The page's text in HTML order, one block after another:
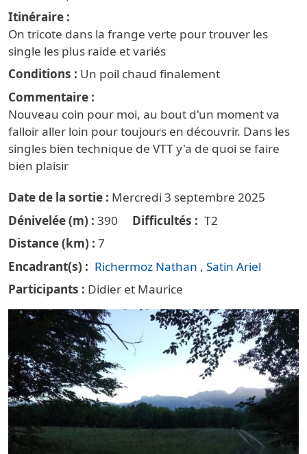
Itinéraire
On tricote dans la frange verte pour trouver les
single les plus raide et variés
Conditions
Un poil chaud finalement
Commentaire
Nouveau coin pour moi, au bout d'un moment va
falloir aller loin pour toujours en découvrir. Dans les
singles bien technique de VTT y'a de quoi se faire
bien plaisir
Date de la sortie
Mercredi 3 septembre 2025
Dénivelée (m)
390 Difficultés
T2
Distance (km)
7
Encadrant(s)
Richermoz Nathan
Satin Ariel
Participants
Didier et Maurice
Vignette principale trail